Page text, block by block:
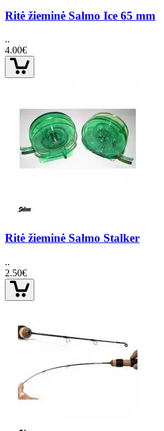
Ritė žieminė Salmo Ice 65 mm
..
4.00€
Ritė žieminė Salmo Stalker
..
2.50€